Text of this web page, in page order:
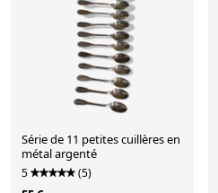
Série de 11 petites cuillères en
métal argenté
5 (5)